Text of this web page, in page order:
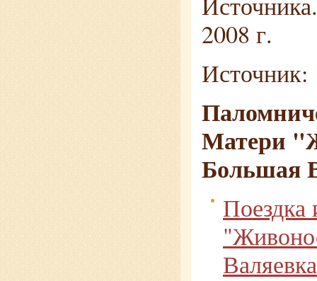
2008 г.
Матери
Большая
Валяевка